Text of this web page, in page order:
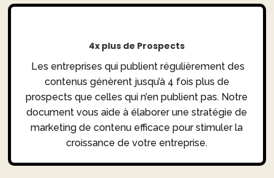
4x plus de Prospects
Les entreprises qui publient régulièrement des
contenus génèrent jusqu’à 4 fois plus de
prospects que celles qui n’en publient pas. Notre
document vous aide à élaborer une stratégie de
marketing de contenu efficace pour stimuler la
croissance de votre entreprise.